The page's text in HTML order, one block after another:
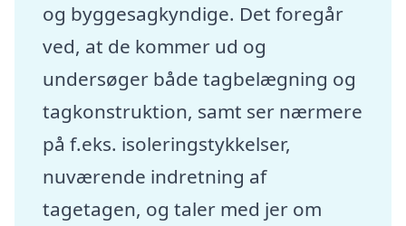
og byggesagkyndige. Det foregår
ved, at de kommer ud og
undersøger både tagbelægning og
tagkonstruktion, samt ser nærmere
på f.eks. isoleringstykkelser,
nuværende indretning af
tagetagen, og taler med jer om